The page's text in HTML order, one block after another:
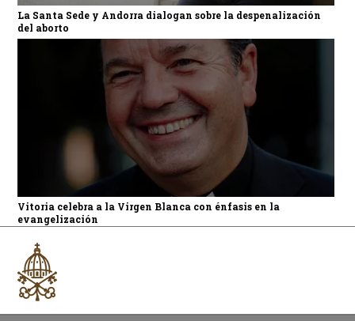
La Santa Sede y Andorra dialogan sobre la despenalización
del aborto
Vitoria celebra a la Virgen Blanca con énfasis en la
evangelización